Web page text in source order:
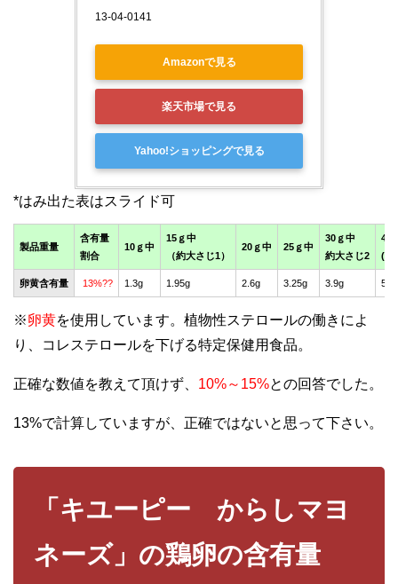
13‐04‐0141
Amazonで見る
楽天市場で見る
Yahoo!ショッピングで見る
製品重量
含有量
割合
10ｇ中
15ｇ中
（約大さじ1）
20ｇ中 25ｇ中
30ｇ中
約大さじ2
45g
(約
卵黄含有量 13%?? 1.3g 1.95g 2.6g 3.25g 3.9g
※卵黄を使用しています。植物性ステロールの働きによ
り、コレステロールを下げる特定保健用食品。
正確な数値を教えて頂けず、 10%～15%との回答でした。
13%で計算していますが、正確ではないと思って下さい。
「キユーピー からしマヨ
ネーズ」の鶏卵の含有量